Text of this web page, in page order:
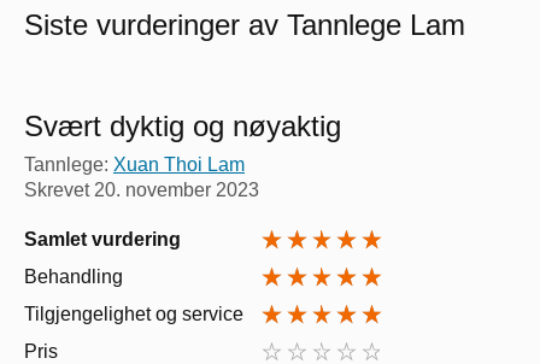
Siste vurderinger av Tannlege Lam
Svært dyktig og nøyaktig
Tannlege: Xuan Thoi Lam
Skrevet20. november 2023
Samlet vurdering
Behandling
Tilgjengelighet og service
Pris